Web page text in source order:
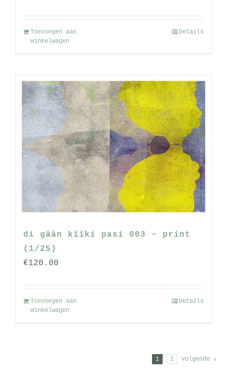
Toevoegen aan
winkelwagen
Details
di gään kïïki pasi 003 – print
(1/25)
€120.00
Toevoegen aan
winkelwagen
Details
1 2 Volgende